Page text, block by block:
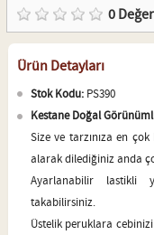
0
Ürün Detayları
Stok Kodu:PS390
Kestane Doğal
Size ve tarzınıza en
alarak dilediğiniz anda
Ayarlanabilir lastikli
takabilirsiniz.
Üstelik peruklara